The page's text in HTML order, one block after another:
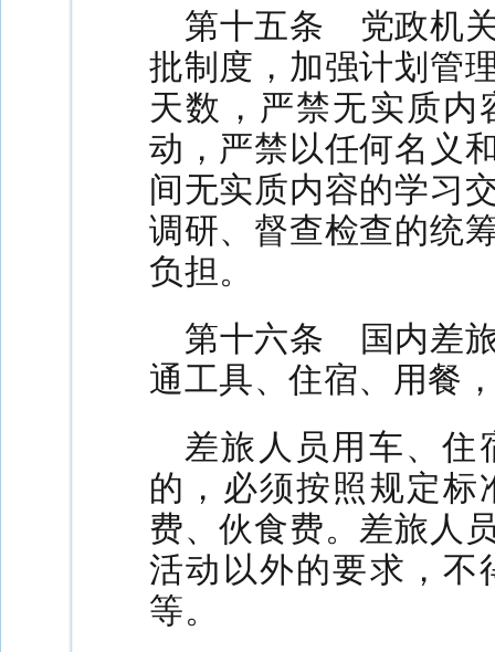
第十五条 党政机
批制度，加强计划管
天数，严禁无实质
动，严禁以任何名义
间无实质内容的学习
调研、督查检查的统
负担。
第十六条 国内差
通工具、住宿、用餐
差旅人员用车、住
的，必须按照规定
费、伙食费。差旅人
活动以外的要求，
等。